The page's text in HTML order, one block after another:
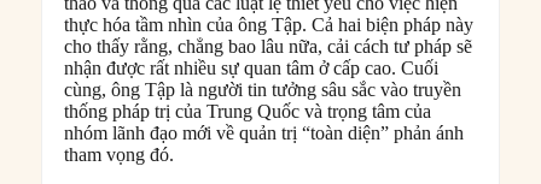
thực hóa tầm nhìn của ông Tập. Cả hai biện pháp này
cho thấy rằng, chẳng bao lâu nữa, cải cách tư pháp sẽ
nhận được rất nhiều sự quan tâm ở cấp cao. Cuối
cùng, ông Tập là người tin tưởng sâu sắc vào truyền
thống pháp trị của Trung Quốc và trọng tâm của
nhóm lãnh đạo mới về quản trị “toàn diện” phản ánh
tham vọng đó.